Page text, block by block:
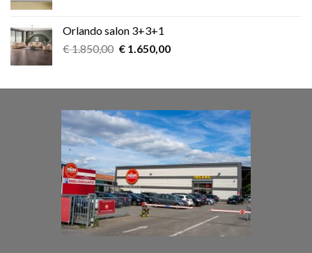
€ 899,00.€ 599,00.
Orlando salon 3+3+1
€1.850,00 Oorspronkelijke
€ 1.850,00.
€1.650,00Huidige
€ 1.650,00.